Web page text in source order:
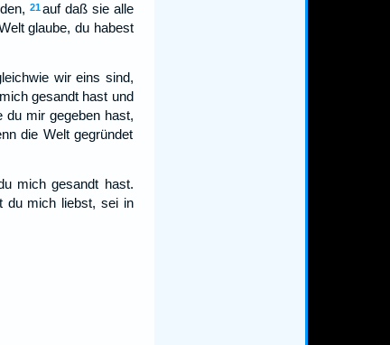
21 auf daß sie alle
glaube, du habest
wir eins sind,
gesandt hast und
du mir gegeben hast,
die Welt gegründet
mich gesandt hast.
du mich liebst, sei in